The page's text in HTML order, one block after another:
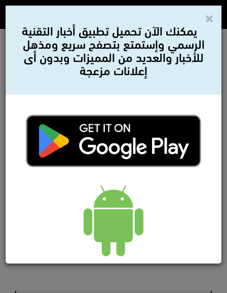
يمكنك الآن تحميل تطبيق أخبار التقنية
الرسمي وإستمتع بتصفح سريع ومذهل
للأخبار والعديد من المميزات وبدون أى
إعلانات مزعجة